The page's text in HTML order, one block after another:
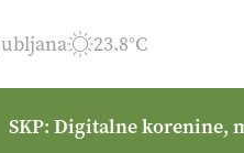
23.8°C
SKP: Digitalne korenine,